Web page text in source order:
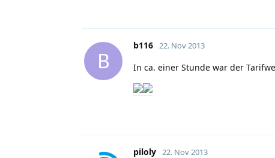
B
b116 22. Nov 2013
In ca. einer Stunde war der
piloly 22. Nov 2013